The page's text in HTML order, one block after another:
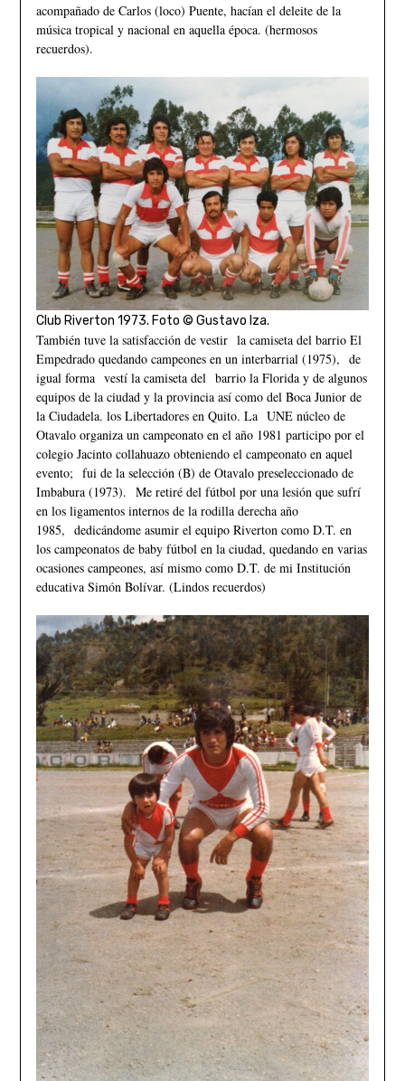
acompañado de Carlos (loco) Puente, hacían el deleite de la
música tropical y nacional en aquella época. (hermosos
recuerdos).
Club Riverton 1973. Foto © Gustavo Iza.
También tuve la satisfacción de vestir la camiseta del barrio El
Empedrado quedando campeones en un interbarrial (1975), de
igual forma vestí la camiseta del barrio la Florida y de algunos
equipos de la ciudad y la provincia así como del Boca Junior de
la Ciudadela. los Libertadores en Quito. La UNE núcleo de
Otavalo organiza un campeonato en el año 1981 participo por el
colegio Jacinto collahuazo obteniendo el campeonato en aquel
evento; fui de la selección (B) de Otavalo preseleccionado de
Imbabura (1973). Me retiré del fútbol por una lesión que sufrí
en los ligamentos internos de la rodilla derecha año
1985, dedicándome asumir el equipo Riverton como D.T. en
los campeonatos de baby fútbol en la ciudad, quedando en varias
ocasiones campeones, así mismo como D.T. de mi Institución
educativa Simón Bolívar. (Lindos recuerdos)